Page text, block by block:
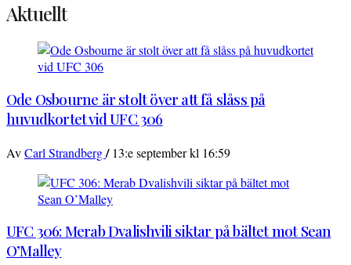
Aktuellt
Ode Osbourne är stolt över att få slåss på
huvudkortet vid UFC 306
AvCarl Strandberg/ 13:e september kl 16:59
UFC 306: Merab Dvalishvili siktar på bältet mot Sean
O’Malley